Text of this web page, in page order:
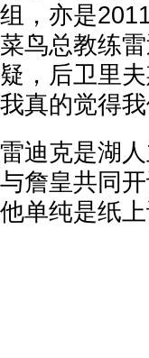
组，亦是
菜鸟总教练
疑，后卫里
我真的觉得
雷迪克是湖
与詹皇共同
他单纯是纸